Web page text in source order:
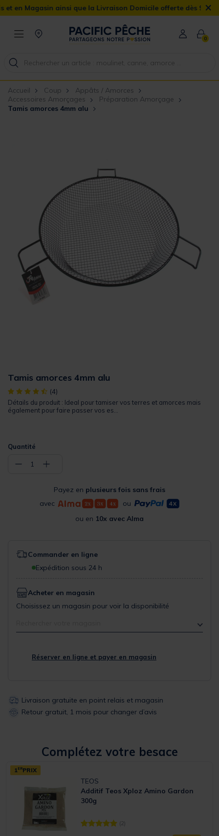
ainsi que la Livraison Domicile offerte dès 90€ ×
0
Accueil Coup
Appâts / Amorces
Accessoires Amorçages
Préparation Amorçage
Tamis amorces 4mm alu
Tamis amorces 4mm alu
[object Object] out of 5 Customer Rating
(4)
Détails du produit : Ideal pour tamiser vos terres et amorces mais
également pour faire passer vos es...
Quantité
− 1 +
Payez en plusieurs fois sans frais
avec
ou
ou en 10x avec Alma
Commander en ligne
Expédition sous 24 h
Acheter en magasin
Choisissez un magasin pour voir la disponibilité
Réserver en ligne et payer en magasin
Livraison gratuite en point relais et magasin
Retour gratuit, 1 mois pour changer d’avis
Complétez votre besace
1 ERPRIX
TEOS
Additif Teos Xploz Amino Gardon
300g
[object Object] out of 5 Customer Rating
(2)